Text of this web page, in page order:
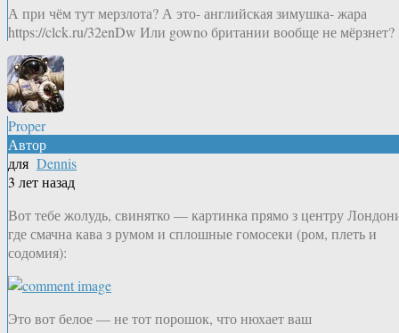
А при чём тут мерзлота? А это- английская зимушка- жара
https://clck.ru/32enDw Или gowno британии вообще не мёрзнет?
Proper
Автор
для Dennis
3 лет назад
Вот тебе жолудь, свинятко — картинка прямо з центру
где смачна кава з румом и сплошные гомосеки (ром, плеть и
содомия):
Это вот белое — не тот порошок, что нюхает ваш